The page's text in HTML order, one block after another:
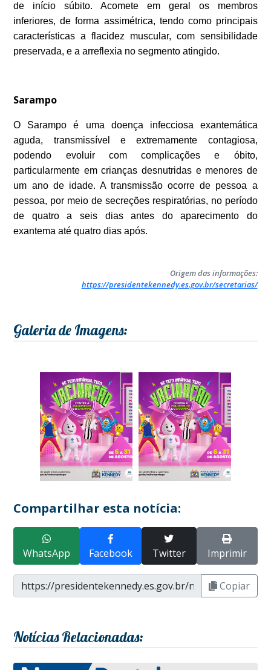
de início súbito. Acomete em geral os membros
inferiores, de forma assimétrica, tendo como principais
características a flacidez muscular, com sensibilidade
preservada, e a arreflexia no segmento atingido.
Sarampo
O Sarampo é uma doença infecciosa exantemática
aguda, transmissível e extremamente contagiosa,
podendo evoluir com complicações e óbito,
particularmente em crianças desnutridas e menores de
um ano de idade. A transmissão ocorre de pessoa a
pessoa, por meio de secreções respiratórias, no período
de quatro a seis dias antes do aparecimento do
exantema até quatro dias após.
Origem das informações:
https://presidentekennedy.es.gov.br/secretarias/
Galeria de Imagens:
Compartilhar esta notícia:
WhatsApp Facebook Twitter Imprimir
Copiar
Notícias Relacionadas: